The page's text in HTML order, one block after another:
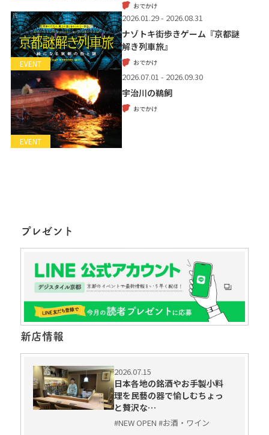
おでかけ
EVENT
2026.01.29 - 2026.08.31
ナゾトキ街歩きゲーム『京都謎
解き列車旅』
おでかけ
EVENT
2026.07.01 - 2026.09.30
宇治川の鵜飼
おでかけ
プレゼント
新店情報
2026.07.15
日本各地の銘酒やお手製小料
理を民藝の器で愉しむちょっ
と贅沢な…
#NEW OPEN #お酒・ワイン